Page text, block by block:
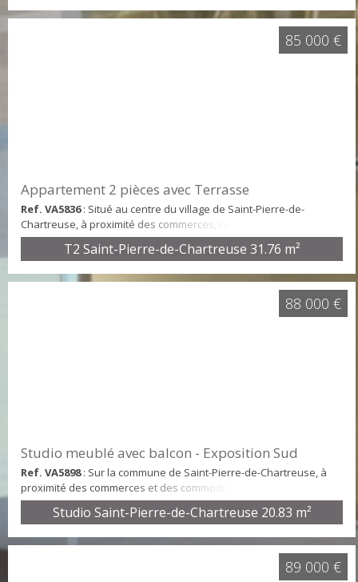
génération installé en 2019), un coin kitchenette équipé ouvert
Appartement 2 pièces avec Terrasse
Ref. VA5836: Situé au centre du village de Saint-Pierre-de-
Chartreuse, à proximité des commerces, cet appartement de type
2 pièces en rez-de-jardin offre une surface de 31,76 m². Il se
compose d'une cuisine équipée, d'un séjour, d'une chambre,
d'une place de stationnement privative. Chauffage : électrique +
T2 Saint-Pierre-de-Chartreuse 31.76 m²
85 000 €
Studio meublé avec balcon - Exposition Sud
Ref. VA5898: Sur la commune de Saint-Pierre-de-Chartreuse, à
proximité des commerces et des commodités, découvrez ce
studio entièrement meublé d’une surface de 20,83 m². Situé au
premier étage d’une copropriété sans ascenseur, il se compose :
superposés, d’un coin kitchenette ouvert sur le séjour, d’un accès
Studio Saint-Pierre-de-Chartreuse 20.83 m²
88 000 €
89 000 €